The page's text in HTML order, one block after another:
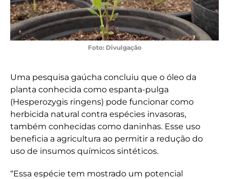
Foto: Divulgação
Uma pesquisa gaúcha concluiu que o óleo da
planta conhecida como espanta-pulga
(Hesperozygis ringens) pode funcionar como
herbicida natural contra espécies invasoras,
também conhecidas como daninhas. Esse uso
beneficia a agricultura ao permitir a redução do
uso de insumos químicos sintéticos.
“Essa espécie tem mostrado um potencial